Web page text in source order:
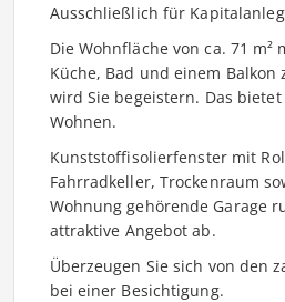
Ausschließlich für
Die Wohnfläche von ca. 71 m²
Küche, Bad und einem
wird Sie begeistern. Das
Wohnen.
Kunststoffisolierfenster mit
Fahrradkeller, Trockenraum
Wohnung gehörende Garage
attraktive Angebot ab.
Überzeugen Sie sich von den
bei einer Besichtigung.